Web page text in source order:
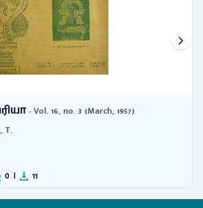
- Vol. 15, no. 3 (March, 1956)
T.
0 |